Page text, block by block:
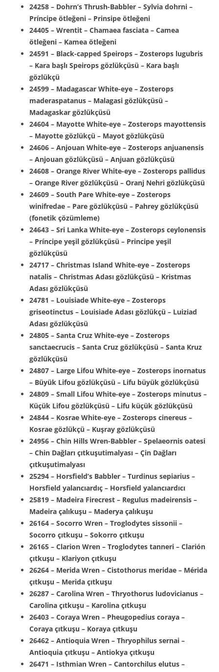
24258 – Dohrn’s Thrush-Babbler – Sylvia dohrni –
Príncipe ötleğeni – Prinsipe ötleğeni
24405 – Wrentit – Chamaea fasciata – Camea
ötleğeni – Kamea ötleğeni
24591 – Black-capped Speirops – Zosterops lugubris
– Kara başlı Speirops gözlükçüsü – Kara başlı
gözlükçü
24599 – Madagascar White-eye – Zosterops
maderaspatanus – Malagasi gözlükçüsü –
Madagaskar gözlükçüsü
24604 – Mayotte White-eye – Zosterops mayottensis
– Mayotte gözlükçü – Mayot gözlükçüsü
24606 – Anjouan White-eye – Zosterops anjuanensis
– Anjouan gözlükçüsü – Anjuan gözlükçüsü
24608 – Orange River White-eye – Zosterops pallidus
– Orange River gözlükçüsü – Oranj Nehri gözlükçüsü
24609 – South Pare White-eye – Zosterops
winifredae – Pare gözlükçüsü – Pahrey gözlükçüsü
(fonetik çözümleme)
24643 – Sri Lanka White-eye – Zosterops ceylonensis
– Príncipe yeşil gözlükçüsü – Principe yeşil
gözlükçüsü
24717 – Christmas Island White-eye – Zosterops
natalis – Christmas Adası gözlükçüsü – Kristmas
Adası gözlükçüsü
24781 – Louisiade White-eye – Zosterops
griseotinctus – Louisiade Adası gözlükçü – Luiziad
Adası gözlükçüsü
24805 – Santa Cruz White-eye – Zosterops
sanctaecrucis – Santa Cruz gözlükçüsü – Santa Kruz
gözlükçüsü
24807 – Large Lifou White-eye – Zosterops inornatus
– Büyük Lifou gözlükçüsü – Lifu büyük gözlükçüsü
24809 – Small Lifou White-eye – Zosterops minutus –
Küçük Lifou gözlükçüsü – Lifu küçük gözlükçüsü
24844 – Kosrae White-eye – Zosterops cinereus –
Kosrae gözlükçü – Kuşray gözlükçüsü
24956 – Chin Hills Wren-Babbler – Spelaeornis oatesi
– Chin Dağları çıtkuşutimalyası – Çin Dağları
çıtkuşutimalyası
25294 – Horsfield’s Babbler – Turdinus sepiarius –
Horsfield yalancıardıç – Horsfield yalancıardıcı
25819 – Madeira Firecrest – Regulus madeirensis –
Madeira çalıkuşu – Maderya çalıkuşu
26164 – Socorro Wren – Troglodytes sissonii –
Socorro çıtkuşu – Sokorro çıtkuşu
26165 – Clarion Wren – Troglodytes tanneri – Clarión
çıtkuşu – Klariyon çıtkuşu
26264 – Merida Wren – Cistothorus meridae – Mérida
çıtkuşu – Merida çıtkuşu
26287 – Carolina Wren – Thryothorus ludovicianus –
Carolina çıtkuşu – Karolina çıtkuşu
26403 – Coraya Wren – Pheugopedius coraya –
Coraya çıtkuşu – Koraya çıtkuşu
26462 – Antioquia Wren – Thryophilus sernai –
Antioquia çıtkuşu – Antiokya çıtkuşu
26471 – Isthmian Wren – Cantorchilus elutus –